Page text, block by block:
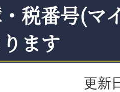
税番号(マ
ます
更新